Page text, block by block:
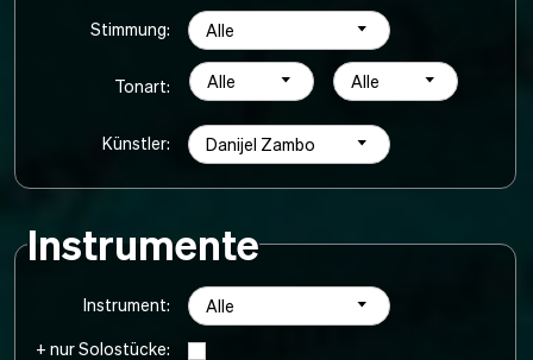
Stimmung: Alle
Tonart: Alle Alle
Künstler: Danijel Zambo
Instrumente
Instrument: Alle
+ nur Solostücke: